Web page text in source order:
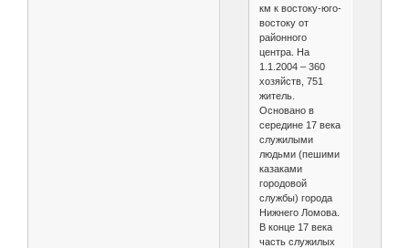
км к востоку-юго-
востоку от
районного
центра. На
1.1.2004 – 360
хозяйств, 751
житель.
Основано в
середине 17 века
служилыми
людьми (пешими
казаками
городовой
службы) города
Нижнего Ломова.
В конце 17 века
часть служилых